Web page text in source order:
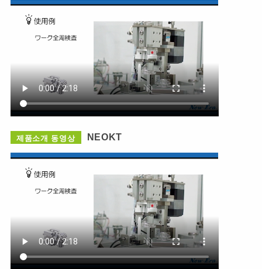
제품소개 동영상 NEOKT